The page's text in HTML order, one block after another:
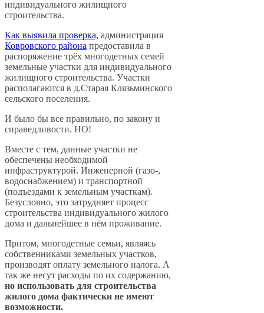
индивидуального жилищного
строительства.
Как выявила проверка, администрация
Ковровского района предоставила в
распоряжение трёх многодетных семей
земельные участки для индивидуального
жилищного строительства. Участки
располагаются в д.Старая Клязьминского
сельского поселения.
И было бы все правильно, по закону и
справедливости. НО!
Вместе с тем, данные участки не
обеспечены необходимой
инфраструктурой. Инженерной (газо-,
водоснабжением) и транспортной
(подъездами к земельным участкам).
Безусловно, это затрудняет процесс
строительства индивидуального жилого
дома и дальнейшее в нём проживание.
Притом, многодетные семьи, являясь
собственниками земельных участков,
производят оплату земельного налога. А
так же несут расходы по их содержанию,
но использовать для строительства
жилого дома фактически не имеют
возможности.